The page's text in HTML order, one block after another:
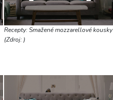
Recepty: Smažené mozzarellové kousky
(Zdroj: )